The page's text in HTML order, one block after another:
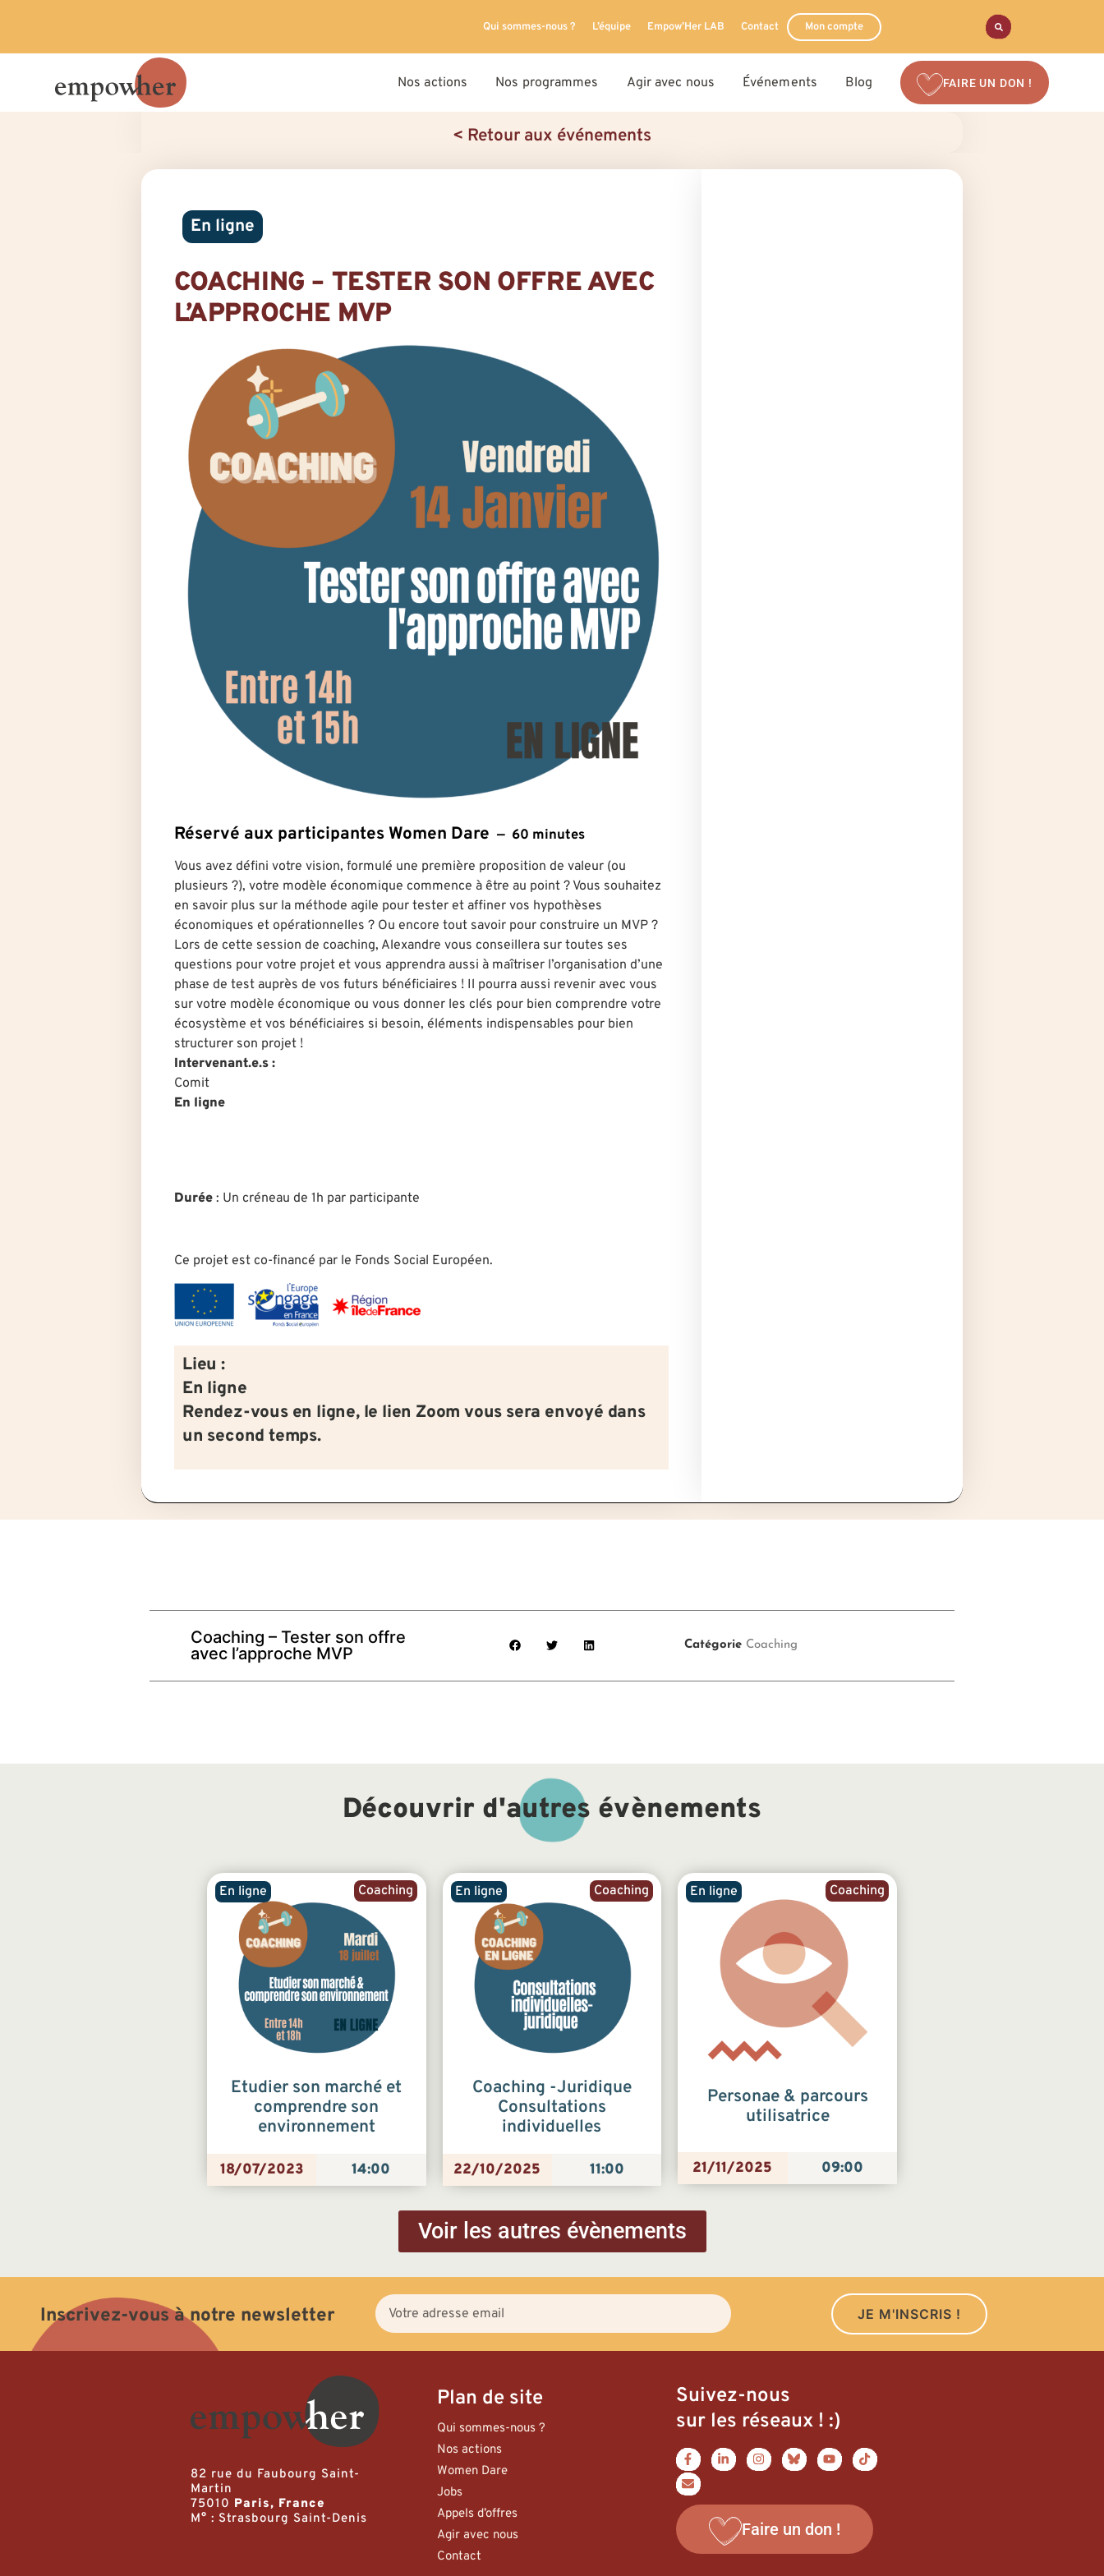
Qui sommes-nous ? L’équipe Empow’Her LAB Contact Mon compte
Nos actions Nos programmes Agir avec nous Événements Blog FAIRE UN DON !
< Retour aux événements
En ligne
COACHING – TESTER SON OFFRE AVEC
L’APPROCHE MVP
Réservé aux participantes Women Dare 60 minutes
Vous avez défini votre vision, formulé une première proposition de valeur (ou
plusieurs ?), votre modèle économique commence à être au point ? Vous souhaitez
en savoir plus sur la méthode agile pour tester et affiner vos hypothèses
économiques et opérationnelles ? Ou encore tout savoir pour construire un MVP ?
Lors de cette session de coaching, Alexandre vous conseillera sur toutes ses
questions pour votre projet et vous apprendra aussi à maîtriser l’organisation d’une
phase de test auprès de vos futurs bénéficiaires ! Il pourra aussi revenir avec vous
sur votre modèle économique ou vous donner les clés pour bien comprendre votre
écosystème et vos bénéficiaires si besoin, éléments indispensables pour bien
structurer son projet !
Intervenant.e.s :
Comit
En ligne
Durée : Un créneau de 1h par participante
Ce projet est co-financé par le Fonds Social Européen.
Lieu :
En ligne
Rendez-vous en ligne, le lien Zoom vous sera envoyé dans
un second temps.
Coaching – Tester son offre
avec l’approche MVP
Catégorie Coaching
Découvrir d'autres évènements
Coaching
En ligne
Etudier son marché et
comprendre son
environnement
18/07/2023 14:00
Coaching
En ligne
Coaching -Juridique
Consultations
individuelles
22/10/2025 11:00
Coaching
En ligne
Personae & parcours
utilisatrice
21/11/2025 09:00
Voir les autres évènements
Inscrivez-vous à notre newsletter JE M'INSCRIS !
82 rue du Faubourg Saint-
Martin
75010 Paris, France
M° : Strasbourg Saint-Denis
Plan de site
Qui sommes-nous ?
Nos actions
Women Dare
Jobs
Appels d’offres
Agir avec nous
Contact
Suivez-nous
sur les réseaux ! :)
Faire un don !